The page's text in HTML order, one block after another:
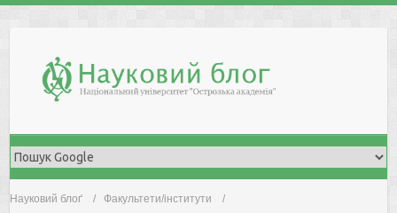
Науковий блоґ
Факультети/інститути